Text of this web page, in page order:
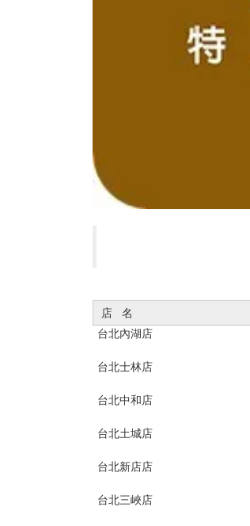
店 名
台北內湖店
台北士林店
台北中和店
台北土城店
台北新店店
台北三峽店